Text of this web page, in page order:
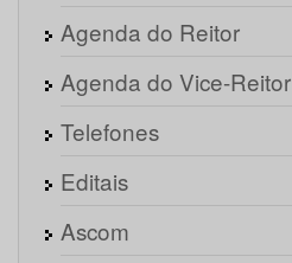
Agenda do Reitor
Agenda do Vice-Reitor
Telefones
Editais
Ascom